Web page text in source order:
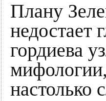
Плану
недостает
гордиева
настолько